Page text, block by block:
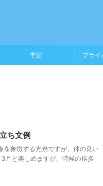
予定 プライ
ち文例
を象徴する光景ですが、仲の良い
月と楽しめますが、時候の挨拶